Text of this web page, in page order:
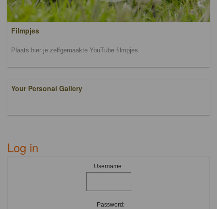
Filmpjes
Plaats hier je zelfgemaakte YouTube filmpjes
Your Personal Gallery
Log in
Username:
Password: